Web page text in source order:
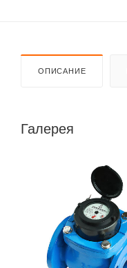
ОПИСАНИЕ
Галерея